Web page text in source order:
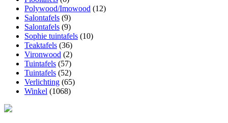
Polywood/Imowood (12)
Salontafels (9)
Salontafels (9)
Sophie tuintafels (10)
Teaktafels (36)
Vironwood (2)
Tuintafels (57)
Tuintafels (52)
Verlichting (65)
Winkel (1068)